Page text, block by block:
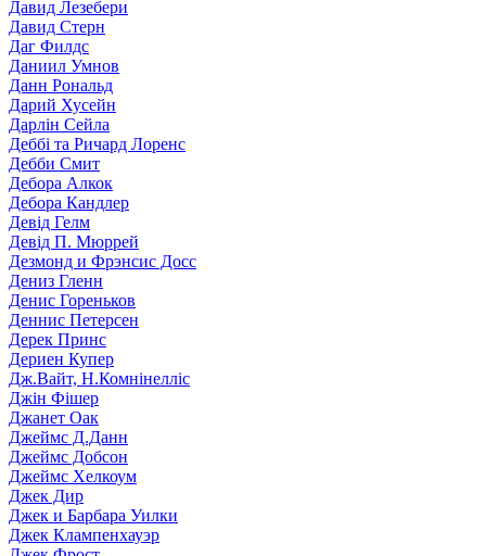
Давид Лезебери
Давид Стерн
Даг Филдс
Даниил Умнов
Данн Рональд
Дарий Хусейн
Дарлін Сейла
Деббі та Ричард Лоренс
Дебби Смит
Дебора Алкок
Дебора Кандлер
Девід Гелм
Девід П. Мюррей
Дезмонд и Фрэнсис Досс
Дениз Гленн
Денис Гореньков
Деннис Петерсен
Дерек Принс
Дериен Купер
Дж.Вайт, Н.Комнінелліс
Джін Фішер
Джанет Оак
Джеймс Д.Данн
Джеймс Добсон
Джеймс Хелкоум
Джек Дир
Джек и Барбара Уилки
Джек Клампенхауэр